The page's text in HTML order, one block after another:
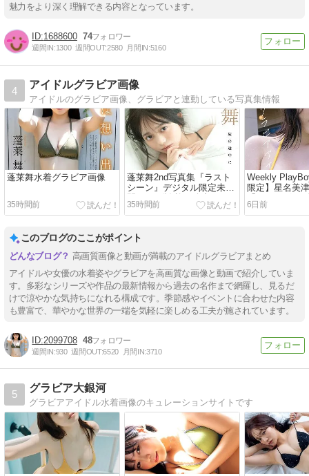
魅力をより深く理解できる内容となっています。
1688600 74
週間IN:1300 週間OUT:2580 月間IN:5160
4
アイドルグラビア画像
アイドルのグラビア画像、グラビアと連動している写真集情報
蓬莱舞水着グラビア画像
35時間前
蓬莱舞2nd写真集『ラスト
シーン』デジタル限定未公
開カット版 旅の途中に
35時間前
Weekly
限定】星名美
「だってグラ
ル」
6日前
このブログのここがポイント
高画質画像と動画が満載のアイドルグラビアまとめ
アイドルや女優の水着姿やグラビアを高画質な画像と動画で紹介していま
す。多彩なシリーズや作品の最新情報から過去の名作まで網羅し、見るだ
けで涼やかな気持ちになれる構成です。季節感やイベントに合わせた内容
も豊富で、華やかな世界の一端を気軽に楽しめる工夫が施されています。
2099708 48
週間IN:930 週間OUT:6520 月間IN:3710
5
グラビア大銀河
グラビアアイドル水着画像のキュレーションサイトです